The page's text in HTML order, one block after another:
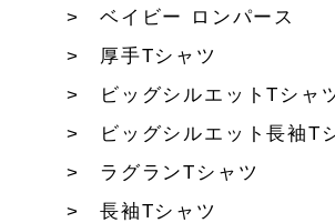
ベイビー ロンパース
厚手Tシャツ
ビッグシルエットTシャ
ビッグシルエット長袖T
ラグランTシャツ
長袖Tシャツ